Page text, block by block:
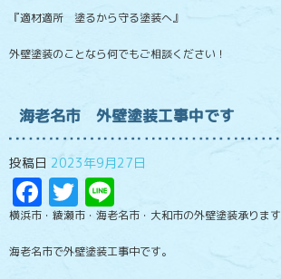
『適材適所 塗るから守る塗装へ』
外壁塗装のことなら何でもご相談ください！
海老名市 外壁塗装工事中です
投稿日 2023年9月27日
Facebook
Twitter
横浜市・綾瀬市・海老名市・大和市の外壁塗装承ります
海老名市で外壁塗装工事中です。